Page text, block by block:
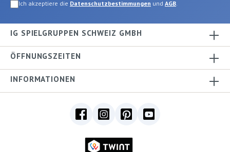
Ich akzeptiere die Datenschutzbestimmungen und AGB.
IG SPIELGRUPPEN SCHWEIZ GMBH
ÖFFNUNGSZEITEN
INFORMATIONEN